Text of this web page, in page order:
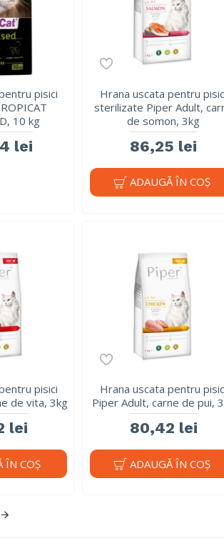
pisici
10 kg
lei
Hrana uscata pentru
sterilizate Piper Adult,
de somon, 3kg
86,25 lei
ADAUGĂ ÎN COŞ
pisici
de vita, 3kg
lei
ÎN COŞ
Hrana uscata pentru
Piper Adult, carne de pui,
80,42 lei
ADAUGĂ ÎN COŞ